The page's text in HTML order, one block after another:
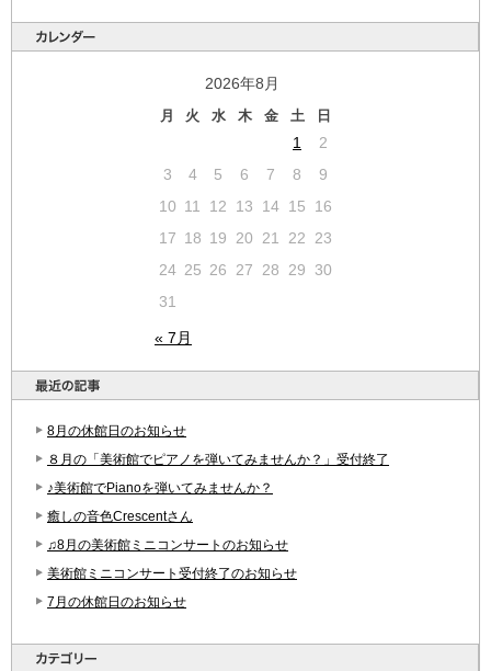
2026年8月
月 火 水 木 金 土 日
« 7月
1
2
3
4 5 6 7 8
9
10 11 12 13 14 15
16
17 18 19 20 21 22
23
24 25 26 27 28 29
30
31
8月の休館日のお知らせ
８月の「美術館でピアノを弾いてみませんか？」受付終了
♪美術館でPianoを弾いてみませんか？
癒しの音色Crescentさん
♫8月の美術館ミニコンサートのお知らせ
美術館ミニコンサート受付終了のお知らせ
7月の休館日のお知らせ